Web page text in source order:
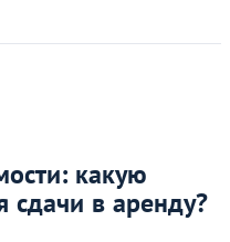
какую
сдачи в аренду?